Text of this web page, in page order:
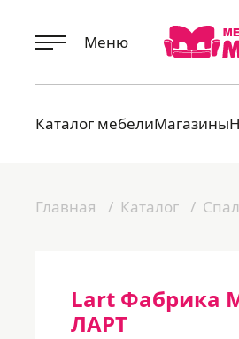
Меню
Каталог мебелиМагазины
Главная Каталог
Lart Фабрика
ЛАРТ